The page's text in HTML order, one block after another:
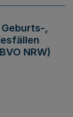
,
NRW)